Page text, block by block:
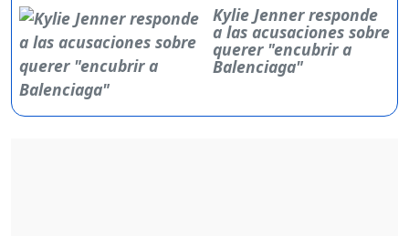
Kylie Jenner responde
a las acusaciones sobre
querer "encubrir a
Balenciaga"